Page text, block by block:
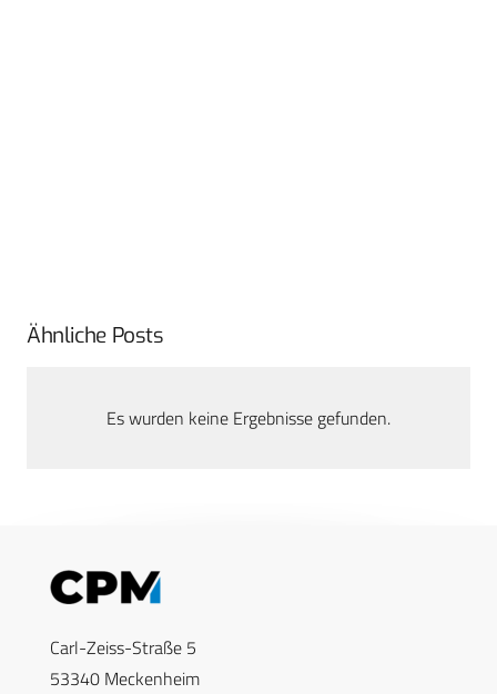
Ähnliche Posts
Es wurden keine Ergebnisse gefunden.
Carl-Zeiss-Straße 5
53340 Meckenheim